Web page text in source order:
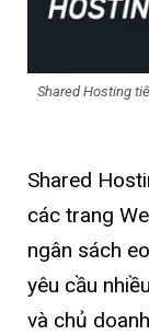
Shared Hosting
Shared
các trang
ngân sách
yêu cầu
và chủ